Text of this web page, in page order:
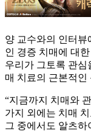
양 교수와의 인터뷰
인 경증 치매에 대
우리가 그토록 관심
매 치료의 근본적
“지금까지 치매와
가지 외에는 치매
그 중에서도 알츠